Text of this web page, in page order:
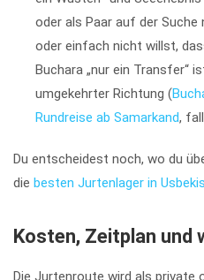
oder als Paar auf der
oder einfach nicht willst,
Buchara „nur ein Transfer“
umgekehrter Richtung (
Rundreise ab Samarkand,
Du entscheidest noch, wo du
die besten Jurtenlager in
Kosten, Zeitplan und
Die Jurtenroute wird als private